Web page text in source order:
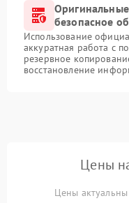
безопасное
Использование
аккуратная работа с
резервное
восстановление
Цены
Цены